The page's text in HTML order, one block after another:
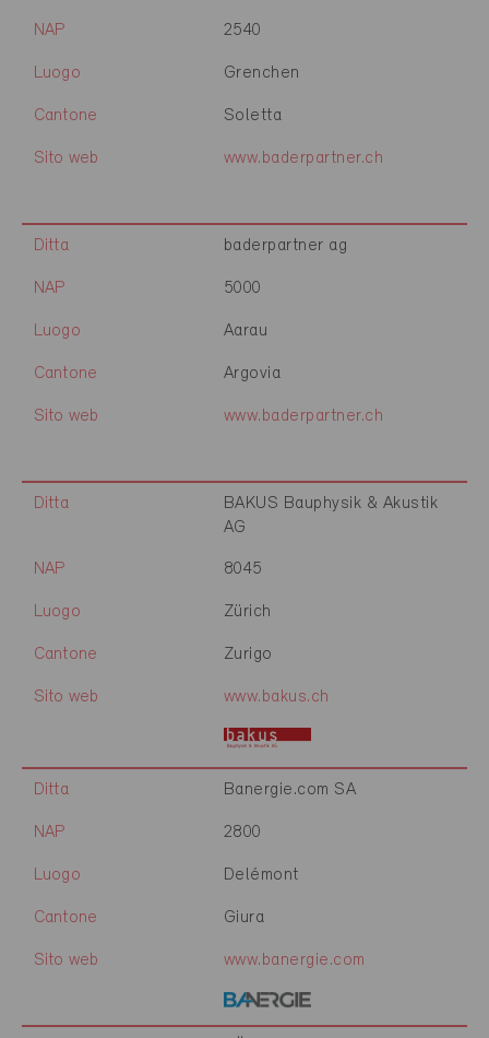
NAP 2540
Luogo Grenchen
Cantone Soletta
Sito web www.baderpartner.ch
Ditta baderpartner ag
NAP 5000
Luogo Aarau
Cantone Argovia
Sito web www.baderpartner.ch
Ditta
BAKUS Bauphysik & Akustik
AG
NAP 8045
Luogo Zürich
Cantone Zurigo
Sito web www.bakus.ch
Ditta Banergie.com SA
NAP 2800
Luogo Delémont
Cantone Giura
Sito web www.banergie.com